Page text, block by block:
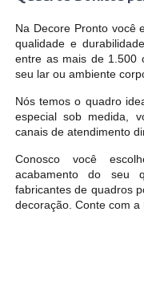
Na Decore Pronto você
qualidade e
entre as mais de 1.500
seu lar ou ambiente
Nós temos o quadro
especial sob medida,
canais de atendimento
Conosco você
acabamento do seu
fabricantes de quadros
decoração. Conte com a